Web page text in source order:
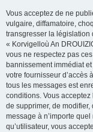
Vous acceptez de ne
vulgaire, diffamatoire,
transgresser la législation
« Korvigelloù An
vous ne respectez pas
bannissement immédiat
votre fournisseur d’accès
tous les messages est
conditions. Vous
de supprimer, de
message à n’importe
qu’utilisateur, vous